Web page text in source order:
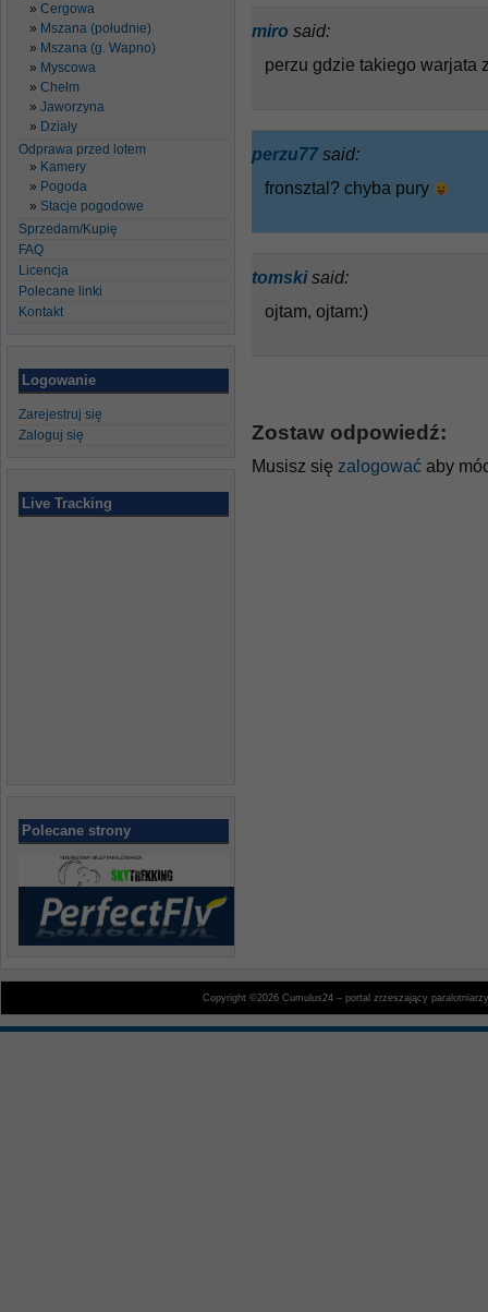
Cergowa
Mszana (południe)
Mszana (g. Wapno)
Myscowa
Chełm
Jaworzyna
Działy
Odprawa przed lotem
Kamery
Pogoda
Stacje pogodowe
Sprzedam/Kupię
FAQ
Licencja
Polecane linki
Kontakt
Logowanie
Zarejestruj się
Zaloguj się
Live Tracking
Polecane strony
miro said:
perzu gdzie takiego warjata
perzu77 said:
fronsztal? chyba pury
tomski said:
ojtam, ojtam:)
Zostaw odpowiedź:
Musisz się zalogować aby
Copyright ©2026 Cumulus24 – portal zrzeszający